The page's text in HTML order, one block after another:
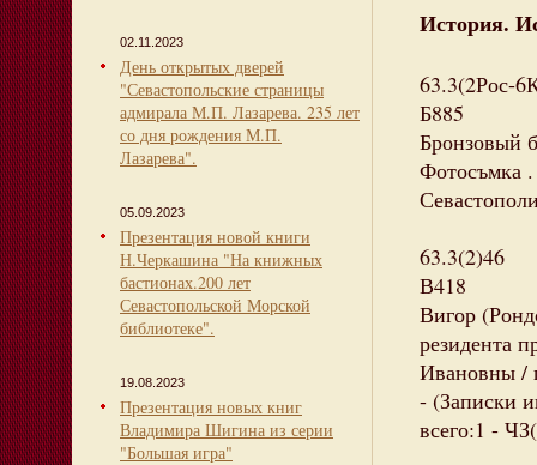
02.11.2023
День открытых дверей
"Севастопольские страницы
адмирала М.П. Лазарева. 235 лет
со дня рождения М.П.
Лазарева".
05.09.2023
Презентация новой книги
Н.Черкашина "На книжных
бастионах.200 лет
Севастопольской Морской
библиотеке".
19.08.2023
Презентация новых книг
Владимира Шигина из серии
"Большая игра"
История.
63.3(2Рос-
Б885
Бронзовый
Фотосъмка
63.3(2)46
В418
Вигор
резидента
Ивановны /
- (Записки
всего:1 -